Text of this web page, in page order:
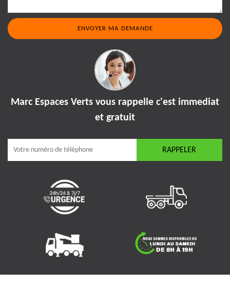
Marc Espaces Verts vous rappelle c'est immediat
et gratuit